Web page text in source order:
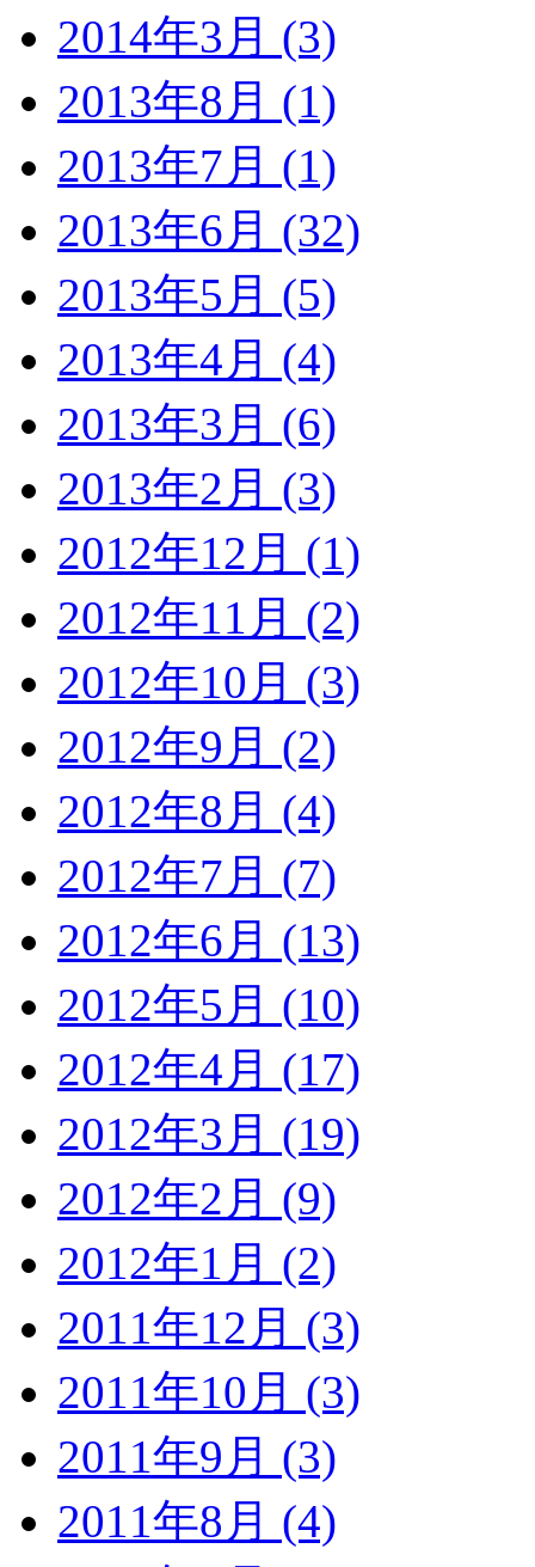
2014年3月 (3)
2013年8月 (1)
2013年7月 (1)
2013年6月 (32)
2013年5月 (5)
2013年4月 (4)
2013年3月 (6)
2013年2月 (3)
2012年12月 (1)
2012年11月 (2)
2012年10月 (3)
2012年9月 (2)
2012年8月 (4)
2012年7月 (7)
2012年6月 (13)
2012年5月 (10)
2012年4月 (17)
2012年3月 (19)
2012年2月 (9)
2012年1月 (2)
2011年12月 (3)
2011年10月 (3)
2011年9月 (3)
2011年8月 (4)